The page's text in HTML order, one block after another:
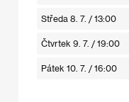
Středa 8. 7. / 13:00
Čtvrtek 9. 7. / 19:00
Pátek 10. 7. / 16:00